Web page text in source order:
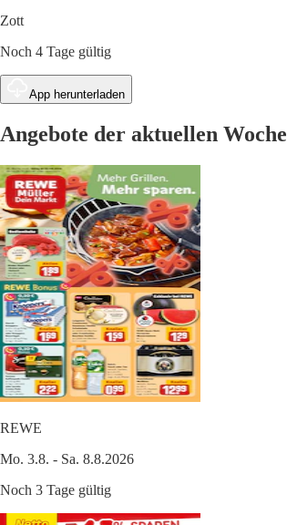
Zott
Noch 4 Tage gültig
App herunterladen
Angebote der aktuellen Woche
REWE
Mo. 3.8. - Sa. 8.8.2026
Noch 3 Tage gültig